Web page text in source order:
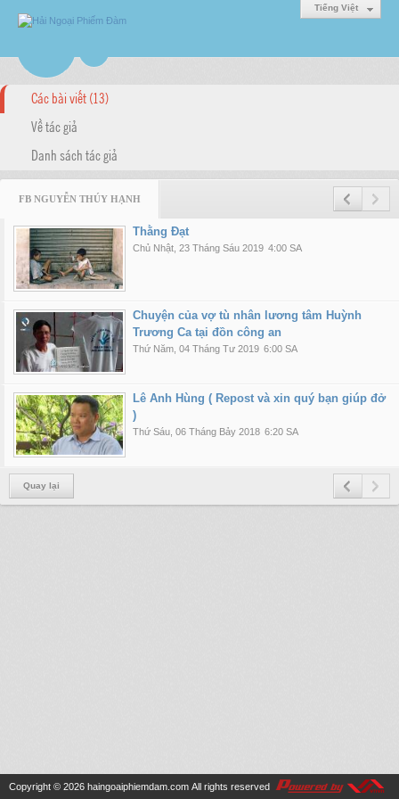
Tiếng Việt
Các bài viết (13)
Về tác giả
Danh sách tác giả
FB NGUYỄN THÚY HẠNH
Thằng Đạt
Chủ Nhật, 23 Tháng Sáu 2019 4:00 SA
Chuyện của vợ tù nhân lương tâm Huỳnh
Trương Ca tại đồn công an
Thứ Năm, 04 Tháng Tư 2019 6:00 SA
Lê Anh Hùng ( Repost và xin quý bạn giúp đở
)
Thứ Sáu, 06 Tháng Bảy 2018 6:20 SA
Quay lại
Copyright © 2026 haingoaiphiemdam.com All rights reserved